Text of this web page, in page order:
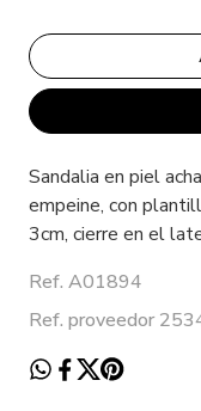
Sandalia en piel
empeine, con
3cm, cierre en el
Ref. A01894
Ref. proveedor